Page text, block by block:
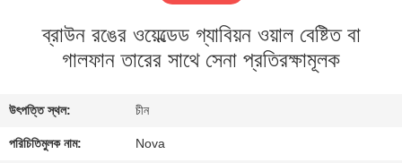
আমাদের
সম্বন্ধে
কারখানা
পরিদর্শন
ব্রাউন রঙের ওয়েল্ডেড গ্যাবিয়ন ওয়াল বেষ্টিত বা
গালফান তারের সাথে সেনা প্রতিরক্ষামূলক
উৎপত্তি স্থল: চীন
পরিচিতিমুলক নাম: Nova